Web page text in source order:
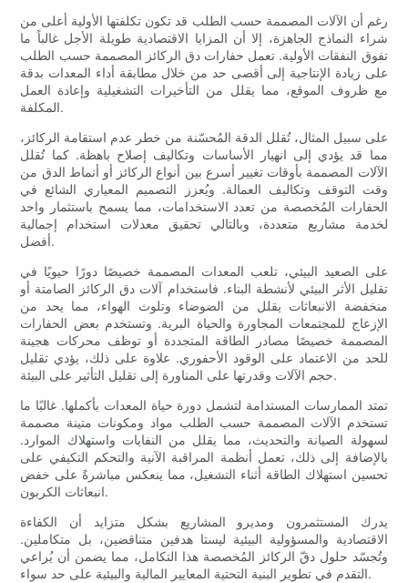
رغم أن الآلات المصممة حسب الطلب قد تكون تكلفتها الأولية أعلى من
شراء النماذج الجاهزة، إلا أن المزايا الاقتصادية طويلة الأجل غالباً ما
تفوق النفقات الأولية. تعمل حفارات دق الركائز المصممة حسب الطلب
على زيادة الإنتاجية إلى أقصى حد من خلال مطابقة أداء المعدات بدقة
مع ظروف الموقع، مما يقلل من التأخيرات التشغيلية وإعادة العمل
المكلفة.
على سبيل المثال، تُقلل الدقة المُحسّنة من خطر عدم استقامة الركائز،
مما قد يؤدي إلى انهيار الأساسات وتكاليف إصلاح باهظة. كما تُقلل
الآلات المصممة بأوقات تغيير أسرع بين أنواع الركائز أو أنماط الدق من
وقت التوقف وتكاليف العمالة. ويُعزز التصميم المعياري الشائع في
الحفارات المُخصصة من تعدد الاستخدامات، مما يسمح باستثمار واحد
لخدمة مشاريع متعددة، وبالتالي تحقيق معدلات استخدام إجمالية
أفضل.
على الصعيد البيئي، تلعب المعدات المصممة خصيصًا دورًا حيويًا في
تقليل الأثر البيئي لأنشطة البناء. فاستخدام آلات دق الركائز الصامتة أو
منخفضة الانبعاثات يقلل من الضوضاء وتلوث الهواء، مما يحد من
الإزعاج للمجتمعات المجاورة والحياة البرية. وتستخدم بعض الحفارات
المصممة خصيصًا مصادر الطاقة المتجددة أو توظف محركات هجينة
للحد من الاعتماد على الوقود الأحفوري. علاوة على ذلك، يؤدي تقليل
حجم الآلات وقدرتها على المناورة إلى تقليل التأثير على البيئة.
تمتد الممارسات المستدامة لتشمل دورة حياة المعدات بأكملها. غالبًا ما
تستخدم الآلات المصممة حسب الطلب مواد ومكونات متينة مصممة
لسهولة الصيانة والتحديث، مما يقلل من النفايات واستهلاك الموارد.
بالإضافة إلى ذلك، تعمل أنظمة المراقبة الآنية والتحكم التكيفي على
تحسين استهلاك الطاقة أثناء التشغيل، مما ينعكس مباشرةً على خفض
انبعاثات الكربون.
يدرك المستثمرون ومديرو المشاريع بشكل متزايد أن الكفاءة
الاقتصادية والمسؤولية البيئية ليستا هدفين متناقضين، بل متكاملين.
وتُجسّد حلول دقّ الركائز المُخصصة هذا التكامل، مما يضمن أن يُراعي
التقدم في تطوير البنية التحتية المعايير المالية والبيئية على حد سواء.